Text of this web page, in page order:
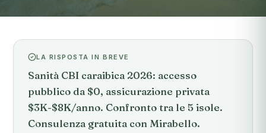
LA RISPOSTA IN BREVE
Sanità CBI caraibica 2026: accesso
pubblico da $0, assicurazione privata
$3K-$8K/anno. Confronto tra le 5 isole.
Consulenza gratuita con Mirabello.